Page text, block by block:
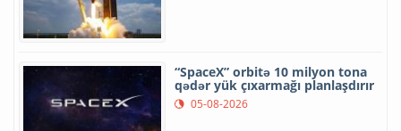
“SpaceX” orbitə 10 milyon tona
qədər yük çıxarmağı planlaşdırır
05-08-2026